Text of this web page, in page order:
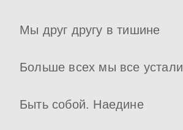
Мы друг другу в тишине
Больше всех мы все устали
Быть собой. Наедине